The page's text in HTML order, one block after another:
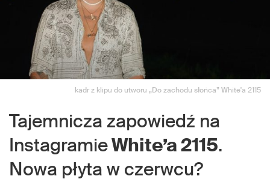
kadr z klipu do utworu „Do zachodu słońca” White'a 2115
Tajemnicza zapowiedź na
InstagramieWhite’a 2115.
Nowa płyta w czerwcu?